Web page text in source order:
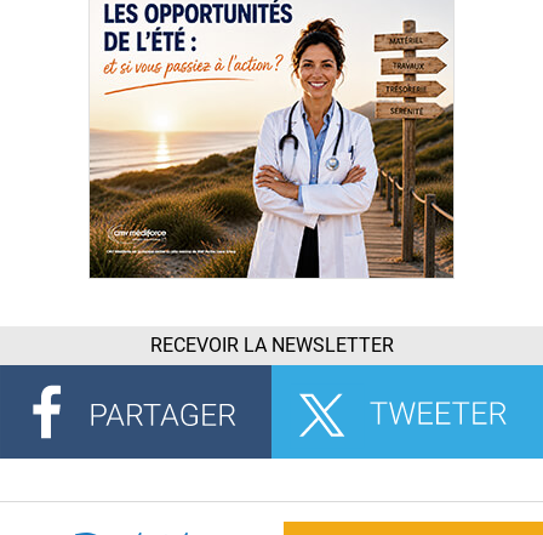
RECEVOIR LA NEWSLETTER